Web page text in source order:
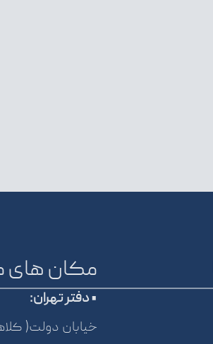
مکان های
• دفتر تهران:
خیابان دولت(